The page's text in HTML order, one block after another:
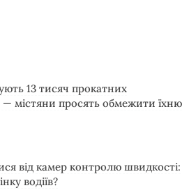
13 тисяч прокатних
— містяни просять обмежити їхню
від камер контролю швидкості:
водіїв?